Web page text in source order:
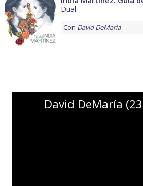
Dual
Con David DeMaría
David DeMaría